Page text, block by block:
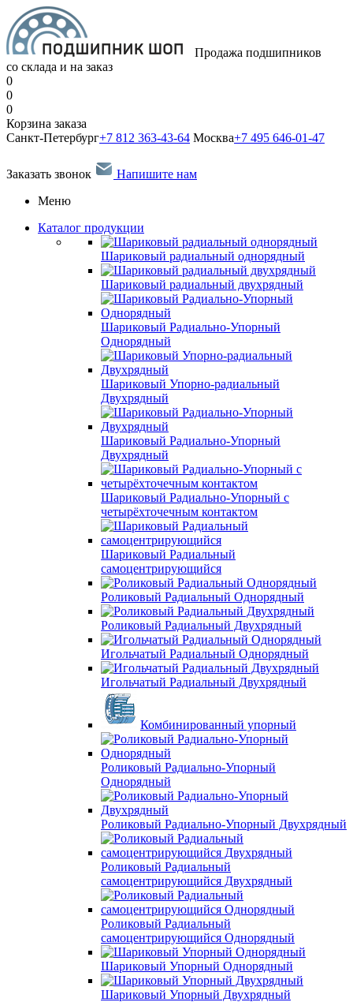
Продажа подшипников
со склада и на заказ
0
0
0
Корзина заказа
Санкт-Петербург+7 812 363-43-64 Москва+7 495 646-01-47
Заказать звонок
Напишите нам
Меню
Каталог продукции
Шариковый радиальный однорядный
Шариковый радиальный двухрядный
Шариковый Радиально-Упорный
Однорядный
Шариковый Упорно-радиальный
Двухрядный
Шариковый Радиально-Упорный
Двухрядный
Шариковый Радиально-Упорный с
четырёхточечным контактом
Шариковый Радиальный
самоцентрирующийся
Роликовый Радиальный Однорядный
Роликовый Радиальный Двухрядный
Игольчатый Радиальный Однорядный
Игольчатый Радиальный Двухрядный
Комбинированный упорный
Роликовый Радиально-Упорный
Однорядный
Роликовый Радиально-Упорный Двухрядный
Роликовый Радиальный
самоцентрирующийся Двухрядный
Роликовый Радиальный
самоцентрирующийся Однорядный
Шариковый Упорный Однорядный
Шариковый Упорный Двухрядный